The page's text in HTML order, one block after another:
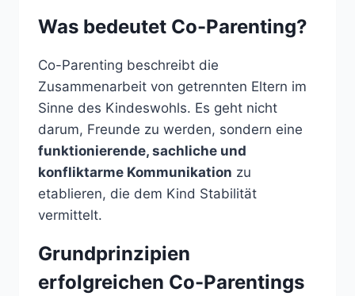
Was bedeutet Co-Parenting?
Co-Parenting beschreibt die
Zusammenarbeit von getrennten Eltern im
Sinne des Kindeswohls. Es geht nicht
darum, Freunde zu werden, sondern eine
funktionierende, sachliche und
konfliktarme Kommunikation zu
etablieren, die dem Kind Stabilität
vermittelt.
Grundprinzipien
erfolgreichen Co-Parentings